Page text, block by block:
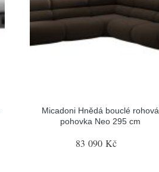
Micadoni Hnědá bouclé rohová
pohovka Neo 295 cm
83 090 Kč